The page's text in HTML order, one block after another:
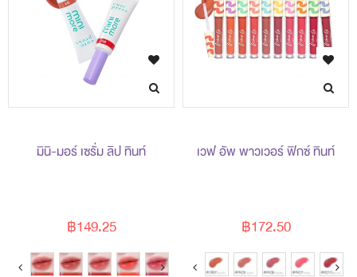
มินิ-มอร์ เซรั่ม ลิป ทินท์
฿149.25
เวฟ อัพ พาวเวอร์ ฟิกซ์ ทินท์
฿172.50